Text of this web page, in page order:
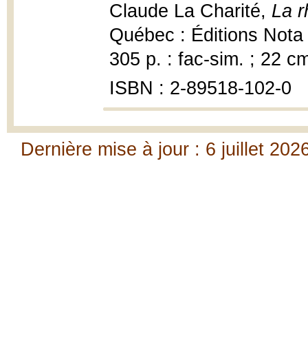
Claude La Charité, La
Québec : Éditions
305 p. : fac-sim. ; 22
ISBN : 2-89518-102-0
Dernière mise à jour : 6 juillet